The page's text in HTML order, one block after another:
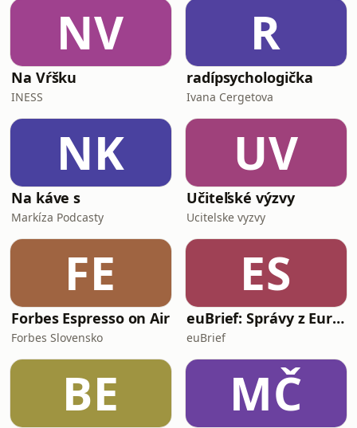
NV
Na Vŕšku
INESS
R
radípsychologička
Ivana Cergetova
NK
Na káve s
Markíza Podcasty
UV
Učiteľské výzvy
Ucitelske vyzvy
FE
Forbes Espresso on Air
Forbes Slovensko
ES
euBrief: Správy z Európskej únie
euBrief
BE MČ